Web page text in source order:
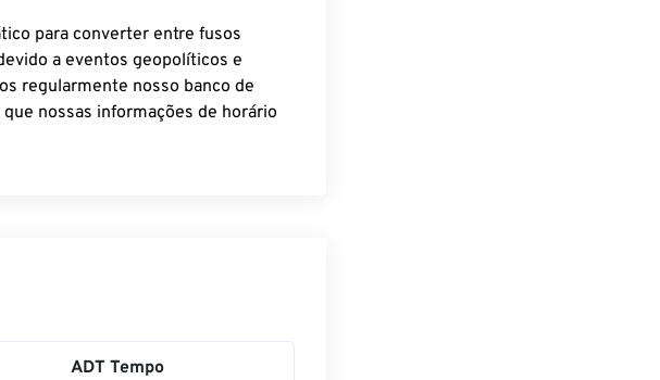
para converter entre fusos
a eventos geopolíticos e
regularmente nosso banco de
nossas informações de horário
ADT Tempo